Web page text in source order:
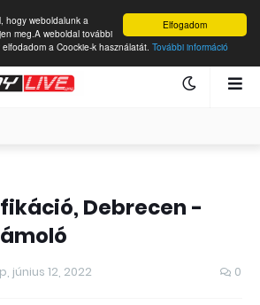
Elfogadom
hogy weboldalunk a
meg.A weboldal további
a Coockie-k használatát. További információ
Debrecen -
június 12, 2022 0